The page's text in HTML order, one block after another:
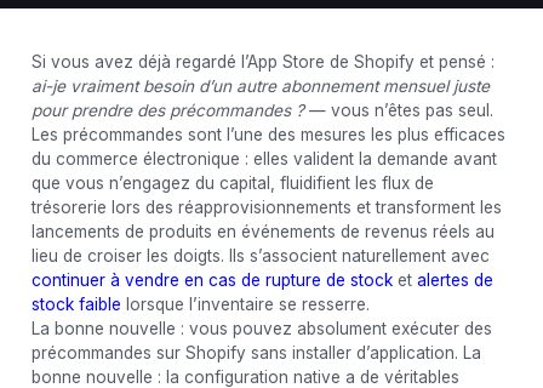
Si vous avez déjà regardé l’App Store de Shopify et pensé :
ai-je vraiment besoin d’un autre abonnement mensuel juste
pour prendre des précommandes ?— vous n’êtes pas seul.
Les précommandes sont l’une des mesures les plus efficaces
du commerce électronique : elles valident la demande avant
que vous n’engagez du capital, fluidifient les flux de
trésorerie lors des réapprovisionnements et transforment les
lancements de produits en événements de revenus réels au
lieu de croiser les doigts. Ils s’associent naturellement avec
continuer à vendre en cas de rupture de stocket alertes de
stock faible lorsque l’inventaire se resserre.
La bonne nouvelle : vous pouvez absolument exécuter des
précommandes sur Shopify sans installer d’application. La
bonne nouvelle : la configuration native a de véritables